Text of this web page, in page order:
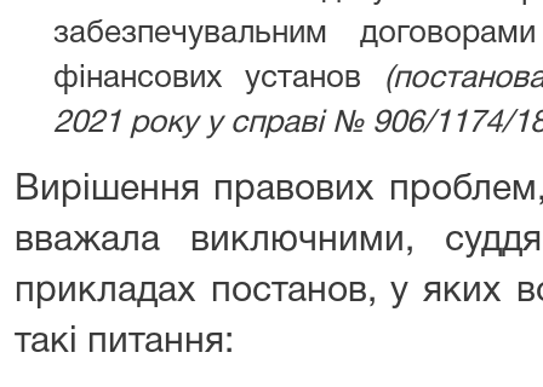
забезпечувальним
фінансових установ
2021 року у справі № 906/1174/
Вирішення правових
вважала виключними,
прикладах постанов, у яких
такі питання: